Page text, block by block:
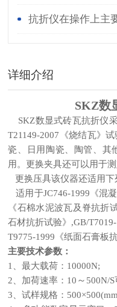
性测定仪吗？
抗折仪在操作上主
详细介绍
SKZ数
SKZ数显式砖瓦抗折仪
T21149-2007 《烧结瓦》
瓷、日用陶瓷、陶管、其
用。更换夹具还可以用于
更换压具该仪器还适用下
适用于JC746-1999《混
《石棉水泥波瓦及脊抗折
石材抗折试验》,GB/
T9775-1999《纸面石膏板
主要技术参数：
1、最大载荷：10000N;
2、加荷速率：10 ～ 500N/
3、试样规格：